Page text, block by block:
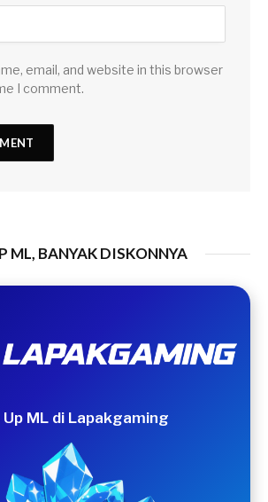
email, and website in this browser
I comment.
ML, BANYAK DISKONNYA
Up ML di Lapakgaming